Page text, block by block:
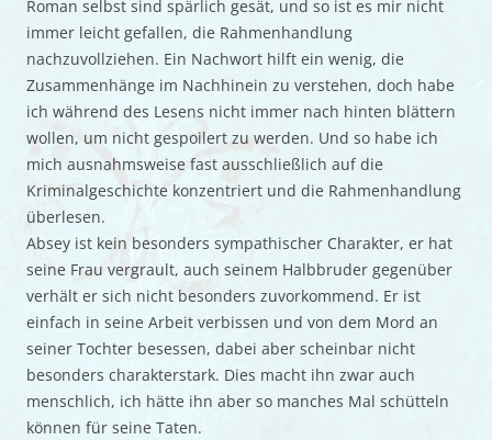
Roman selbst sind spärlich gesät, und so ist es mir nicht
immer leicht gefallen, die Rahmenhandlung
nachzuvollziehen. Ein Nachwort hilft ein wenig, die
Zusammenhänge im Nachhinein zu verstehen, doch habe
ich während des Lesens nicht immer nach hinten blättern
wollen, um nicht gespoilert zu werden. Und so habe ich
mich ausnahmsweise fast ausschließlich auf die
Kriminalgeschichte konzentriert und die Rahmenhandlung
überlesen.
Absey ist kein besonders sympathischer Charakter, er hat
seine Frau vergrault, auch seinem Halbbruder gegenüber
verhält er sich nicht besonders zuvorkommend. Er ist
einfach in seine Arbeit verbissen und von dem Mord an
seiner Tochter besessen, dabei aber scheinbar nicht
besonders charakterstark. Dies macht ihn zwar auch
menschlich, ich hätte ihn aber so manches Mal schütteln
können für seine Taten.